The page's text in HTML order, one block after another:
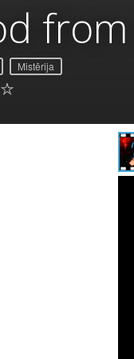
Mistērija